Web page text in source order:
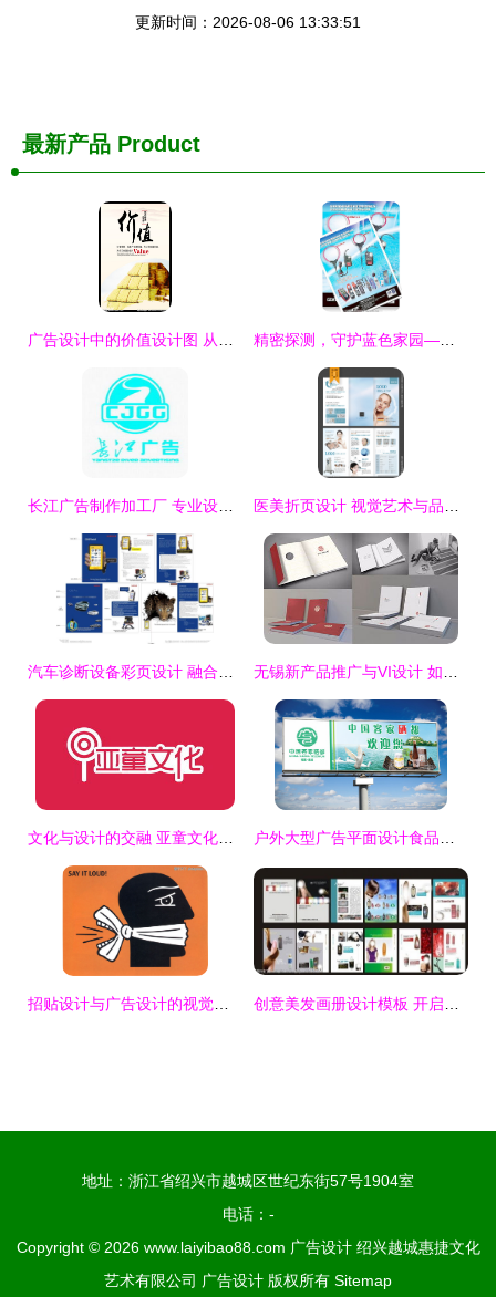
更新时间：2026-08-06 13:33:51
最新产品 Product
广告设计中的价值设计图 从视觉冲击到品牌价值的核心理念 精密探测，守护蓝色家园—智能地球仪科技广告设计模板
长江广告制作加工厂 专业设计引领品牌新高度 医美折页设计 视觉艺术与品牌策略的完美融合
汽车诊断设备彩页设计 融合科技与专业的气场 无锡新产品推广与VI设计 如何挑选顶尖广告公司
文化与设计的交融 亚童文化与麦尚传播的品牌包装案例解析 户外大型广告平面设计食品零食农产品宣传设计
招贴设计与广告设计的视觉融合艺术 创意美发画册设计模板 开启视觉新篇章，广告设计素材一键获取
地址：浙江省绍兴市越城区世纪东街57号1904室
电话：-
Copyright © 2026 www.laiyibao88.com 广告设计 绍兴越城惠捷文化
艺术有限公司 广告设计 版权所有 Sitemap